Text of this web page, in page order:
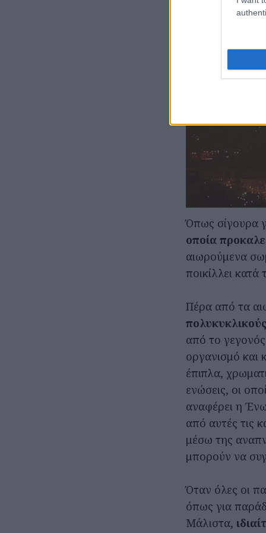
Όπως σίγουρα
οποία
αιωρούμενα
ποικίλλει
Πέρα από τα
από το γεγονός
οργανισμό και
έπιπλα,
ενώσεις, οι
αναφέρει η
από αυτές τις
μέσω της
μπορούν να
Όταν όλες οι
όπως για
Μάλιστα,